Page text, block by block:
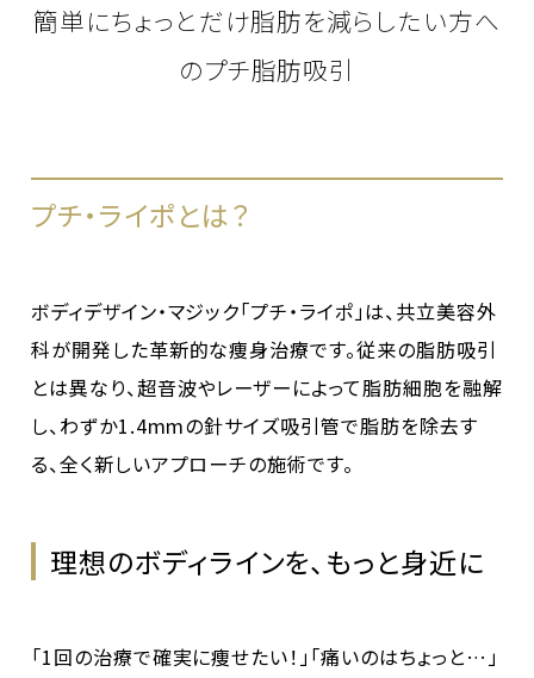
簡単にちょっとだけ脂肪を減らしたい方へ
のプチ脂肪吸引
プチ・ライポとは？
ボディデザイン・マジック「プチ・ライポ」は、共立美容外
科が開発した革新的な痩身治療です。従来の脂肪吸引
とは異なり、超音波やレーザーによって脂肪細胞を融解
し、わずか1.4mmの針サイズ吸引管で脂肪を除去す
る、全く新しいアプローチの施術です。
理想のボディラインを、もっと身近に
「1回の治療で確実に痩せたい！」「痛いのはちょっと…」